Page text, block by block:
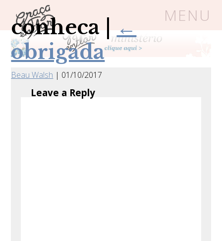
MENU
Um espaço seguro onde mulheres
cristãs podem florescer em Cristo
conheca
←
obrigada
Beau Walsh | 01/10/2017
Leave a Reply